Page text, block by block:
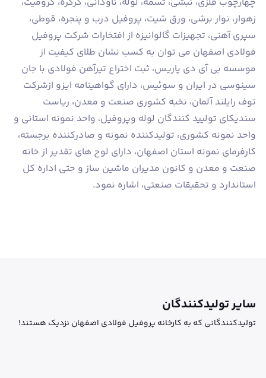
زهوار، نوار برشی، ورق شیت، پروفیل درب و پنجره، قوطی،
سپری آهنی، تجهیزات گالوانیزه از افتخارات شركت پروفیل
فولادی اصفهان می توان به كسب نشان طلای كيفيت از
موسسه بی آی دی پاريس، ثبت اختراع تیرآهن فولادی با جان
سينوسی در ايران و سوئيس، دارای گواهينامه ایزو ازشرکت
توف رايلند آلمان، نخبه کشوری صنعت و معدن، رياست
سنديكای تولييد كنندگان لوله وپروفيل، واحد نمونه استانی و
واحد نمونه كشوری، تولیدكننده نمونه و صادركننده برجسته،
كارفرمای نمونه استان اصفهان، دارای لوح های تقدیر از خانه
صنعت و معدن و كانون مديران ماشين ساز و حتی اداره كل
استاندارد و تحقيقات صنعتی، اشاره نمود.
سایر تولیدکنندگان
تولیدکنندگانی که به کارخانه پروفیل فولادی اصفهان نزدیک هستند!